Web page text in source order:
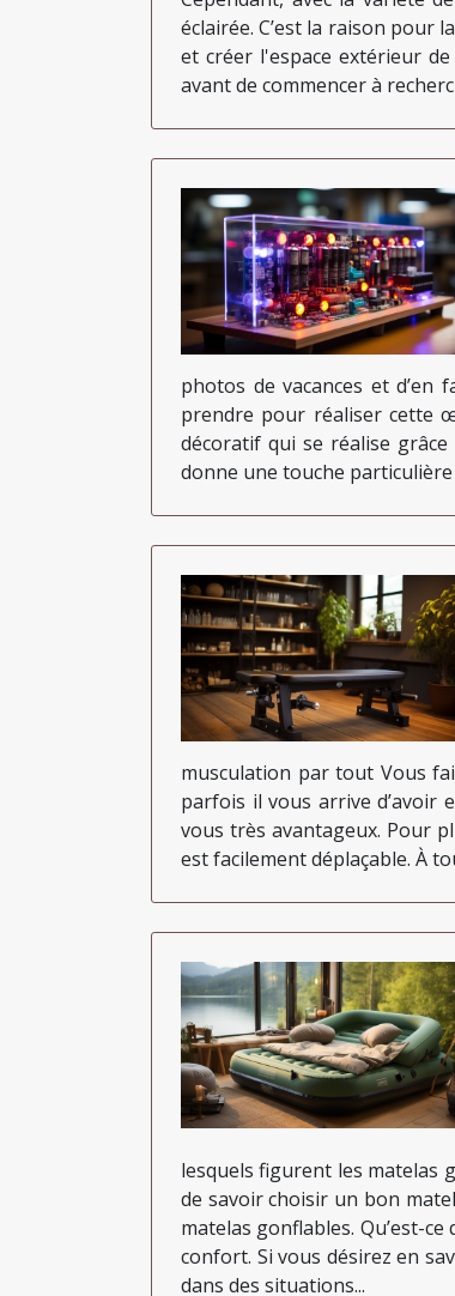
éclairée. C’est la raison pour
et créer l'espace extérieur
avant de commencer à
photos de vacances et d’en
prendre pour réaliser cette
décoratif qui se réalise
donne une touche
musculation par tout Vous
parfois il vous arrive d’avoir
vous très avantageux. Pour
est facilement déplaçable. À
lesquels figurent les matelas
de savoir choisir un bon
matelas gonflables. Qu’est-
confort. Si vous désirez en
dans des situations...